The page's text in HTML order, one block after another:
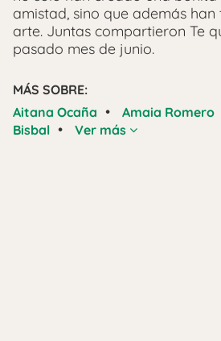
amistad, sino que además
arte. Juntas compartieron Te
pasado mes de junio.
MÁS SOBRE:
Aitana Ocaña • Amaia Romero
Bisbal • Ver más